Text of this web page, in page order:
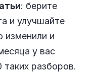
: берите
и улучшайте
изменили и
у вас
разборов.